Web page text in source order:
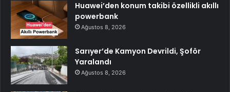
Huawei’den konum takibi özellikli akıllı
powerbank
Ağustos 8, 2026
Sarıyer’de Kamyon Devrildi, Şoför
Yaralandı
Ağustos 8, 2026